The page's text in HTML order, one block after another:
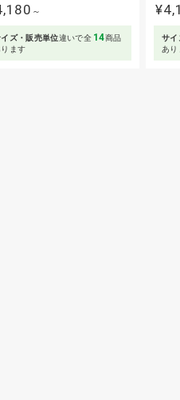
～
ズ・販売単位違いで全 14商品
ります
サイ
あり